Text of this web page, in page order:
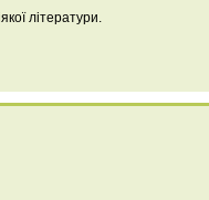
літератури.